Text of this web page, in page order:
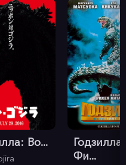
Во...
Годзилла:
Фи...